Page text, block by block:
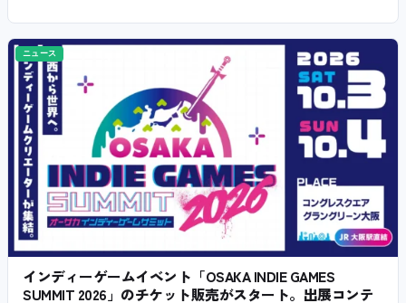
ニュース
インディーゲームイベント「OSAKA INDIE GAMES
SUMMIT 2026」のチケット販売がスタート。出展コンテ